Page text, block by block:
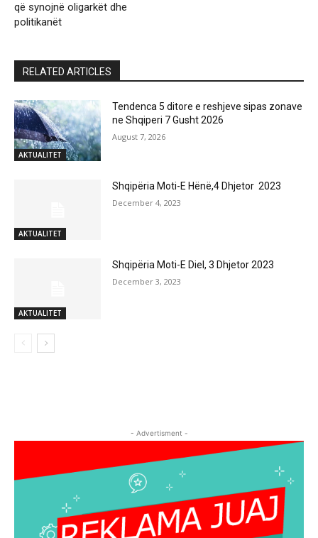
që synojnë oligarkët dhe
politikanët
RELATED ARTICLES
AKTUALITET
Tendenca 5 ditore e reshjeve sipas zonave
ne Shqiperi 7 Gusht 2026
August 7, 2026
AKTUALITET
Shqipëria Moti-E Hënë,4 Dhjetor 2023
December 4, 2023
AKTUALITET
Shqipëria Moti-E Diel, 3 Dhjetor 2023
December 3, 2023
- Advertisment -